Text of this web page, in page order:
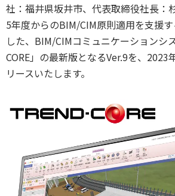
社：福井県坂井市、代表取締役社⻑：
5年度からのBIM/CIM原則適用を支援
した、BIM/CIMコミュニケーションシ
CORE」の最新版となるVer.9を、2023
リースいたします。